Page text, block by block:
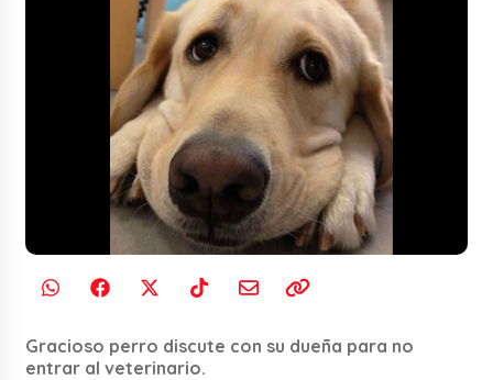
Gracioso perro discute con su dueña para no
entrar al veterinario.